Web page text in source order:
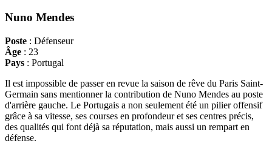
Nuno Mendes
Poste : Défenseur
Âge : 23
Pays : Portugal
Il est impossible de passer en revue la saison de rêve du Paris Saint-
Germain sans mentionner la contribution de Nuno Mendes au poste
d'arrière gauche. Le Portugais a non seulement été un pilier offensif
grâce à sa vitesse, ses courses en profondeur et ses centres précis,
des qualités qui font déjà sa réputation, mais aussi un rempart en
défense.